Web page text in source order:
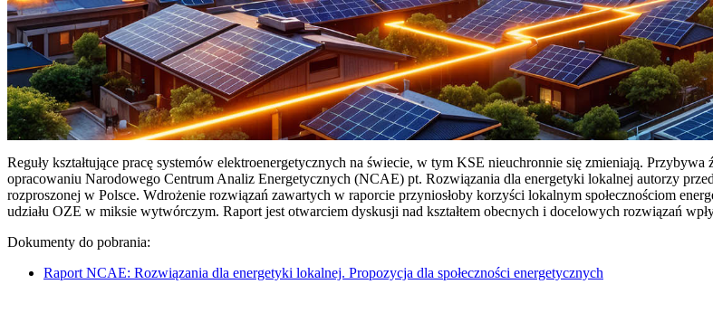
Reguły kształtujące pracę systemów elektroenergetycznych na świecie, w tym KSE nieuchronnie się zmieniają.
opracowaniu Narodowego Centrum Analiz Energetycznych (NCAE) pt. Rozwiązania dla energetyki lokalnej autorzy
rozproszonej w Polsce. Wdrożenie rozwiązań zawartych w raporcie przyniosłoby korzyści lokalnym społecznościom
udziału OZE w miksie wytwórczym. Raport jest otwarciem dyskusji nad kształtem obecnych i docelowych rozwiązań
Dokumenty do pobrania:
Raport NCAE: Rozwiązania dla energetyki lokalnej. Propozycja dla społeczności energetycznych